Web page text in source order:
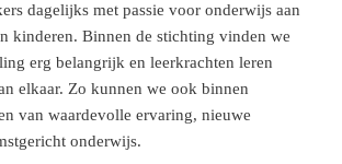
dagelijks met passie voor onderwijs aan
kinderen. Binnen de stichting vinden we
erg belangrijk en leerkrachten leren
elkaar. Zo kunnen we ook binnen
van waardevolle ervaring, nieuwe
onderwijs.